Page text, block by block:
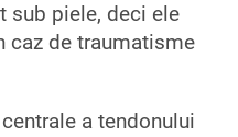
sub piele, deci ele
caz de traumatisme
a tendonului